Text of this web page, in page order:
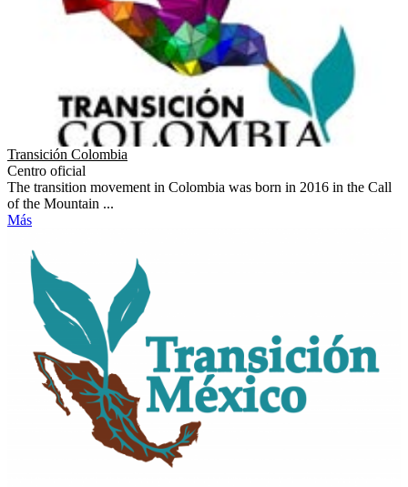
Transición Colombia
Centro oficial
The transition movement in Colombia was born in 2016 in the Call
of the Mountain ...
Más